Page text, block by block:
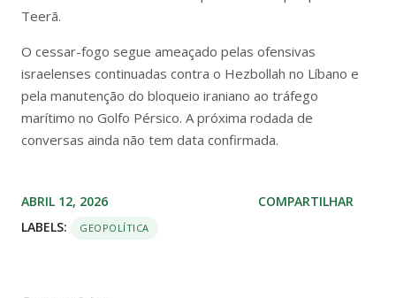
Teerã.
O cessar-fogo segue ameaçado pelas ofensivas
israelenses continuadas contra o Hezbollah no Líbano e
pela manutenção do bloqueio iraniano ao tráfego
marítimo no Golfo Pérsico. A próxima rodada de
conversas ainda não tem data confirmada.
ABRIL 12, 2026
LABELS:
GEOPOLÍTICA
COMPARTILHAR